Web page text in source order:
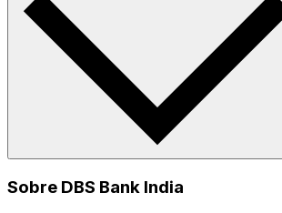
Sobre DBS Bank India